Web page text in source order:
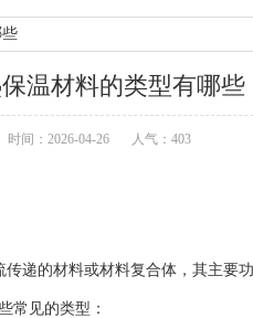
温材料的类型有哪些
时间：2026-04-26 人气：403
的材料或材料复合体，其主要
常见的类型：